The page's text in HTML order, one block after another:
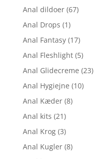
Anal dildoer (67)
Anal Drops (1)
Anal Fantasy (17)
Anal Fleshlight (5)
Anal Glidecreme (23)
Anal Hygiejne (10)
Anal Kæder (8)
Anal kits (21)
Anal Krog (3)
Anal Kugler (8)